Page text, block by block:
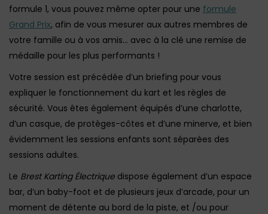
formule 1, vous pouvez même opter pour une formule
Grand Prix, afin de vous mesurer aux autres membres de
votre famille ou à vos amis… avec à la clé une remise de
médaille pour les plus performants !
Votre session est précédée d’un briefing pour vous
expliquer le fonctionnement du kart et les règles de
sécurité. Vous êtes également équipés d’une charlotte,
d’un casque, de protèges-côtes et d’une minerve, et bien
évidemment les sessions enfants sont séparées des
sessions adultes.
Le Brest Karting Électrique dispose également d’un espace
bar, d’un baby-foot et de plusieurs jeux d’arcade, pour un
moment de détente au bord de la piste, et /ou pour